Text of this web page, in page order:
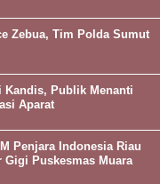
Zebua, Tim Polda Sumut
Kandis, Publik Menanti
Aparat
Penjara Indonesia Riau
Gigi Puskesmas Muara